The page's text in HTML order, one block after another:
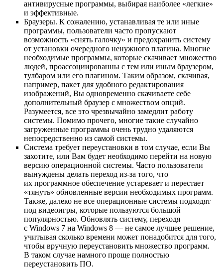
антивирусные программы, выбирая наиболее «легкие»
и эффективные.
Браузеры. К сожалению, устанавливая те или иные
программы, пользователи часто пропускают
возможность «снять галочку» и предохранить систему
от установки очередного ненужного плагина. Многие
необходимые программы, которые скачивает множество
людей, проассоциированны с тем или иным браузером,
тулбаром или его плагином. Таким образом, скачивая,
например, пакет для удобного редактирования
изображений, Вы одновременно скачиваете себе
дополнительный браузер с множеством опций.
Разумеется, все это чрезвычайно замедлит работу
системы. Помимо прочего, многие такие случайно
загруженные программы очень трудно удаляются
непосредственно из самой системы.
Система требует переустановки в том случае, если Вы
захотите, или Вам будет необходимо перейти на новую
версию операционной системы. Часто пользователи
вынуждены делать переход из-за того, что
их программное обеспечение устаревает и перестает
«тянуть» обновленные версии необходимых программ.
Также, далеко не все операционные системы подходят
под видеоигры, которые пользуются большой
популярностью. Обновлять систему, переходя
с Windows 7 на Windows 8 — не самое лучшее решение,
учитывая сколько времени может понадобится для того,
чтобы вручную переустановить множество программ.
В таком случае намного проще полностью
переустановить ПО.